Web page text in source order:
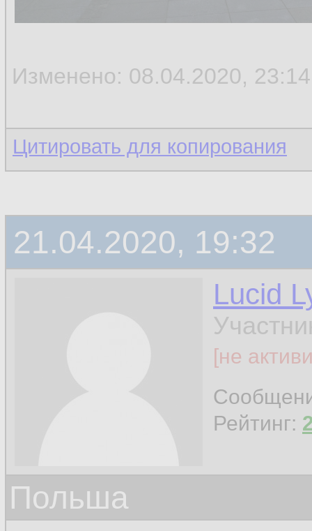
Изменено: 08.04.2020,
Цитировать для копирования
21.04.2020, 19:32
Lucid
[не
Рейтинг:
Польша